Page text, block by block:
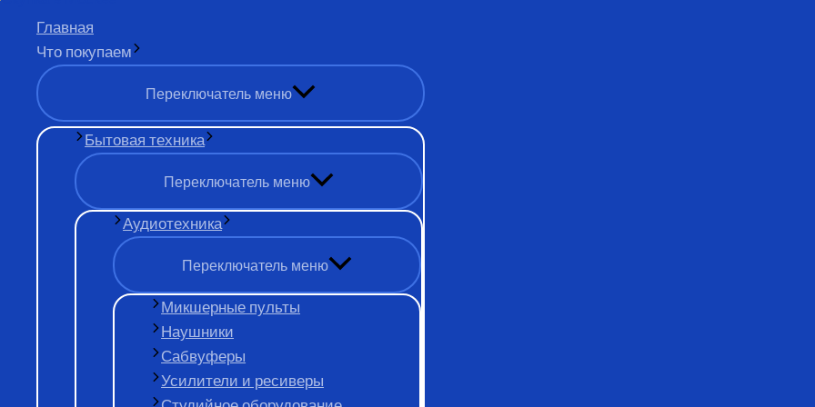
Перейти к содержимому
Главная
Что покупаем
Переключатель меню
Бытовая техника
Переключатель меню
Аудиотехника
Переключатель меню
Микшерные пульты
Наушники
Сабвуферы
Усилители и ресиверы
нерабочий MacBook
Хотите продать нерабочий
Мы осуществляем выгодную скупку сломанных Макбуков, предлагая быструю и удобную процедуру выкупа
Продать сейчас